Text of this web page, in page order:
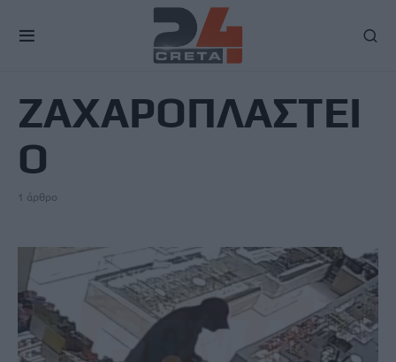
ΖΑΧΑΡΟΠΛΑΣΤΕΙ
Ο
1 άρθρο